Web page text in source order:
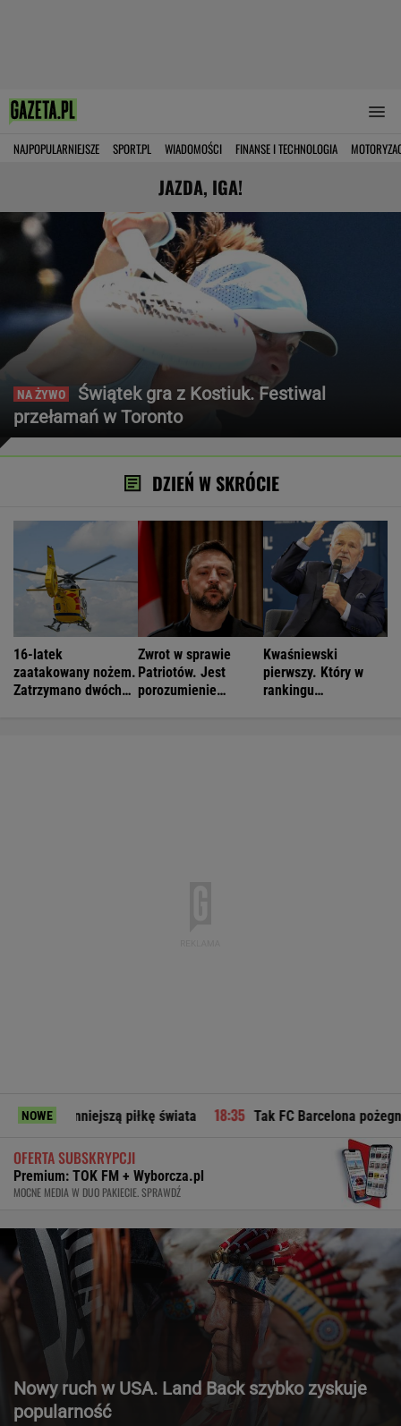
NAJPOPULARNIEJSZE SPORT.PL WIADOMOŚCI FINANSE I TECHNOLOGIA
JAZDA, IGA!
Świątek gra z Kostiuk. Festiwal
przełamań w Toronto
DZIEŃ W SKRÓCIE
16-latek
zaatakowany nożem.
Zatrzymano dwóch
Zwrot w sprawie
Patriotów. Jest
porozumienie
Kwaśniewski
pierwszy. Który w
rankingu
NOWEpiłkę świata Tak FC Barcelona pożegnała ojca
OFERTA SUBSKRYPCJI
Premium: TOK FM + Wyborcza.pl
MOCNE MEDIA W DUO PAKIECIE. SPRAWDŹ
Nowy ruch w USA. Land Back szybko zyskuje
popularność